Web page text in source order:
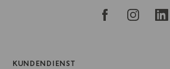
KUNDENDIENST